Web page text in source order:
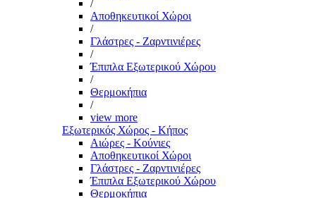
/
Αποθηκευτικοί Χώροι
/
Γλάστρες - Ζαρντινιέρες
/
Έπιπλα Εξωτερικού Χώρου
/
Θερμοκήπια
/
view more
Εξωτερικός Χώρος - Κήπος
Αιώρες - Κούνιες
Αποθηκευτικοί Χώροι
Γλάστρες - Ζαρντινιέρες
Έπιπλα Εξωτερικού Χώρου
Θερμοκήπια